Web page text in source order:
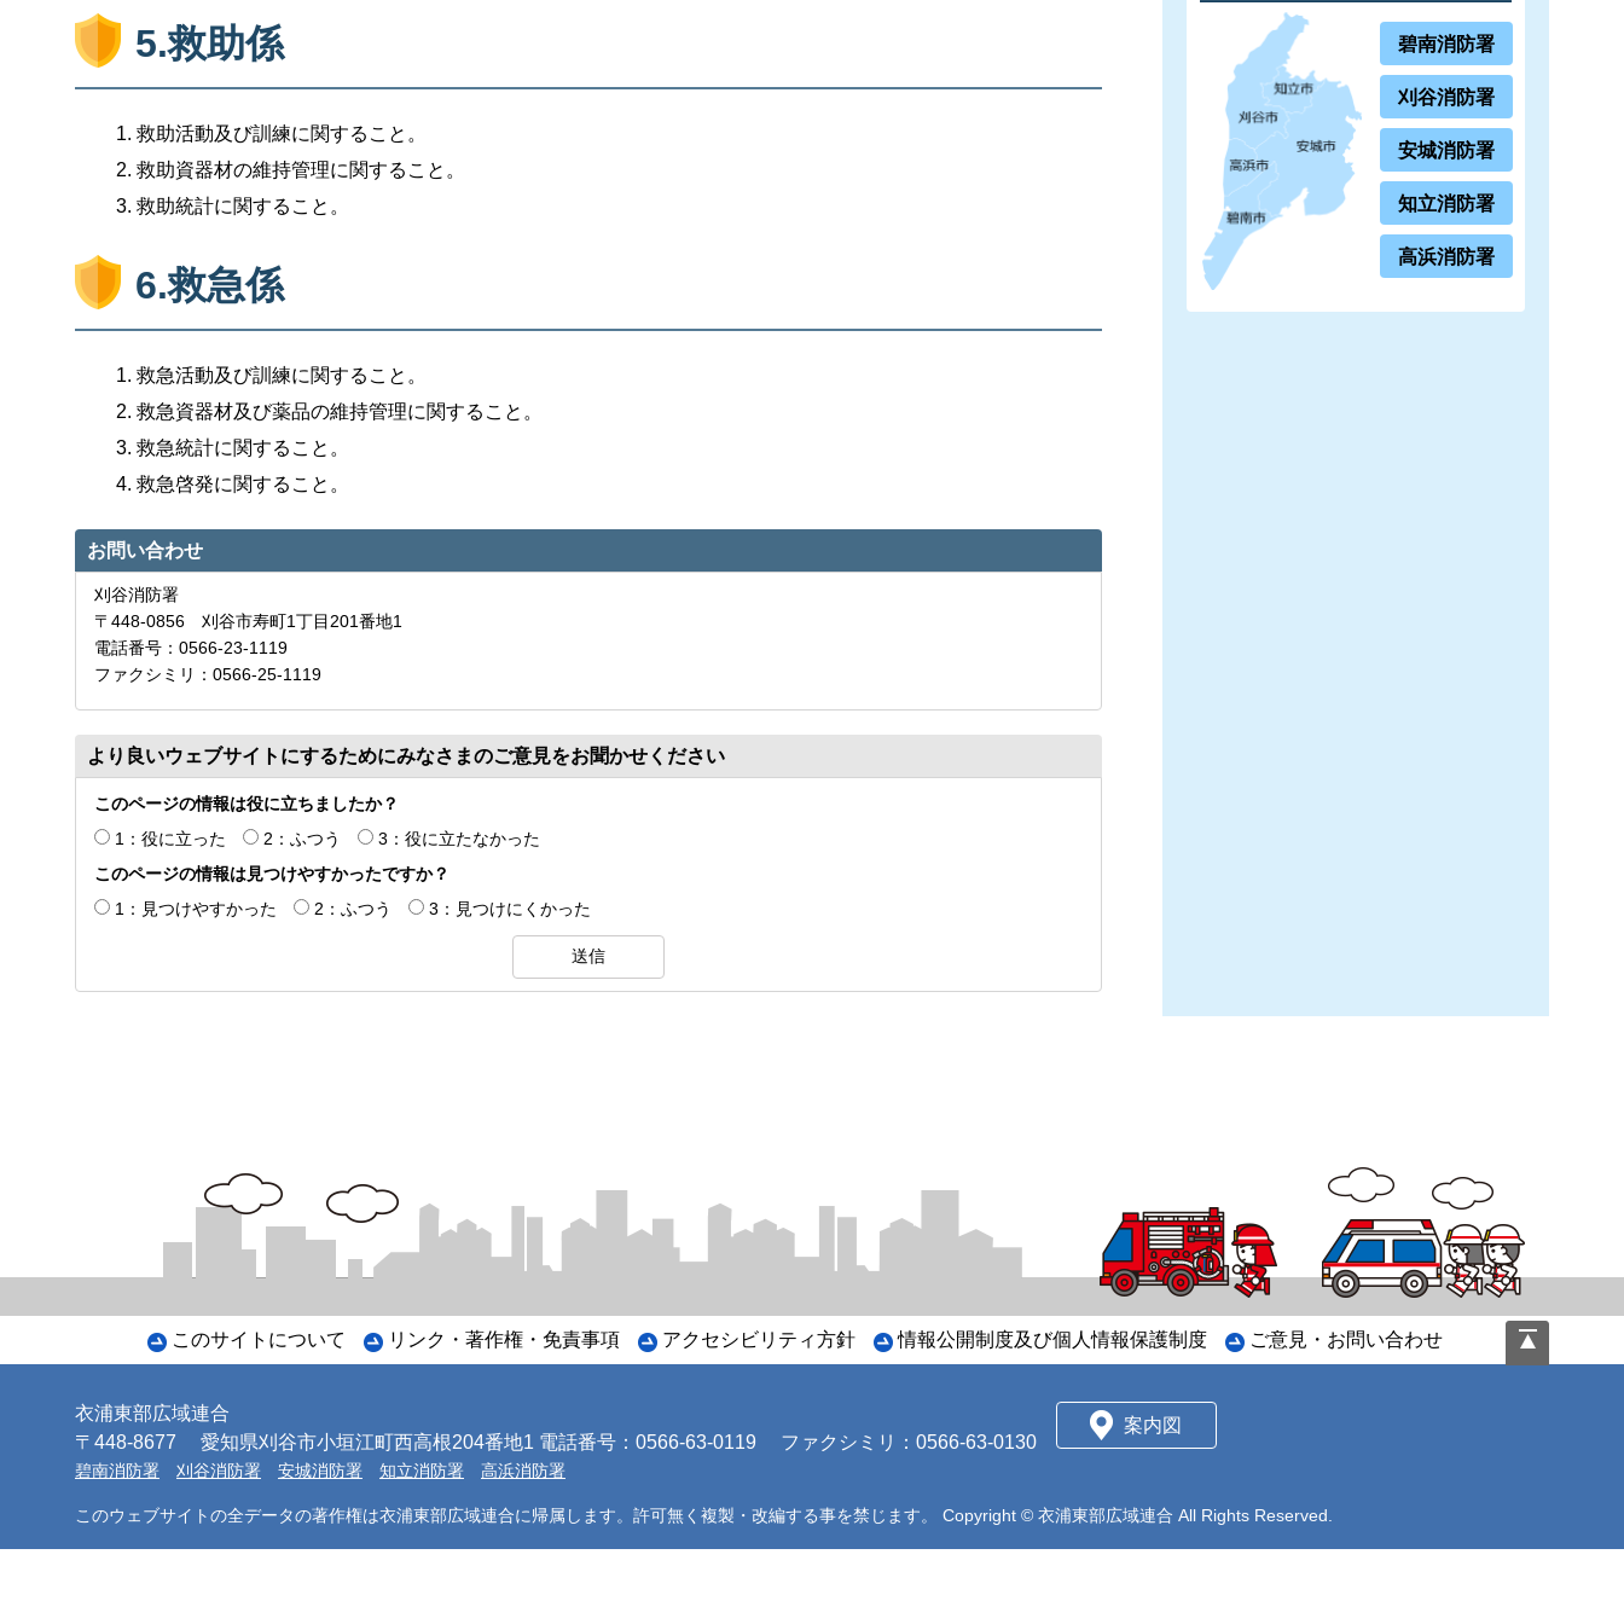
5.救助係
救助活動及び訓練に関すること。
救助資器材の維持管理に関すること。
救助統計に関すること。
6.救急係
救急活動及び訓練に関すること。
救急資器材及び薬品の維持管理に関すること。
救急統計に関すること。
救急啓発に関すること。
お問い合わせ
刈谷消防署
〒448-0856 刈谷市寿町1丁目201番地1
電話番号：0566-23-1119
ファクシミリ：0566-25-1119
より良いウェブサイトにするためにみなさまのご意見をお聞かせください
このページの情報は役に立ちましたか？
1：役に立った
2：ふつう
3：役に立たなかった
このページの情報は見つけやすかったですか？
1：見つけやすかった
2：ふつう 3：見つけにくかった
碧南消防署
刈谷消防署
安城消防署
知立消防署
高浜消防署
このサイトについて リンク・著作権・免責事項 アクセシビリティ方針 情報公開制度及び個人情報保護制度 ご意見・お問い合わせ
ー
る
衣浦東部広域連合
〒448-8677
愛知県刈谷市小垣江町西高根204番地1 電話番号：0566-63-0119 ファクシミリ：0566-63-0130
案内図
碧南消防署 刈谷消防署 安城消防署 知立消防署 高浜消防署
このウェブサイトの全データの著作権は衣浦東部広域連合に帰属します。許可無く複製・改編する事を禁じます。 Copyright © 衣浦東部広域連合 All Rights Reserved.